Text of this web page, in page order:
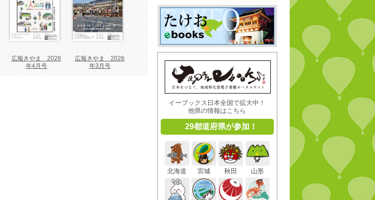
広報きやま 2026
年4月号
広報きやま 2026
年3月号
イーブックス日本全国で拡大中！
他県の情報はこちら
29都道府県が参加！
北海道 宮城 秋田 山形